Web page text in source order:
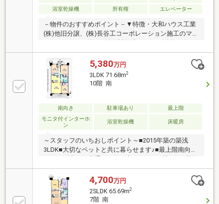
浴室乾燥機
所有権 エレベーター
－物件のおすすめポイント－▼特徴・大和ハウス工業
(株)他旧分譲、(株)長谷工コーポレーション施工のマン
含む2室に南向きバルコニー隣接・水回りを集約、家
事動線良好・ペット飼育可能(規約制限有)・宅配ボッ
クス有、24時間ゴミ出し可能▼設備・浴室乾燥機▼周
辺環境・西友ひばりが丘団地店 徒歩6分(約450m)・ひ
ばりが丘団地南公園 徒歩1分(約80m)・東久留米市立第
五小学校 徒歩7分(約500m)■ ご希望の住まい探しをお
手伝いします ━━━━━・・・物件の詳細・ご相談は
お気軽にお問い合わせください。
5,380万円
3LDK 71.68m2
10階 南
南向き 駐車場あり
最上階
モニタ付インターホ
ン
浴室乾燥機 床暖房
～スタッフのいちおしポイント～■2015年築の築浅
3LDK■大切なペットと共に暮らせます♪■最上階南向き
可能で都心へ軽快アクセス♪■徒歩7分に大型商業施設
営業中♪■室内大変きれいにお使いです♪■食洗機・床暖
4,700万円
2SLDK 65.69m2
7階 南